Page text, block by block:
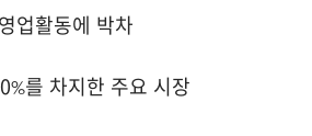
업활동에 박차
를 차지한 주요 시장